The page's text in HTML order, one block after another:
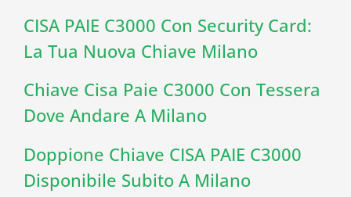
CISA PAIE C3000 Con Security Card:
La Tua Nuova Chiave Milano
Chiave Cisa Paie C3000 Con Tessera
Dove Andare A Milano
Doppione Chiave CISA PAIE C3000
Disponibile Subito A Milano